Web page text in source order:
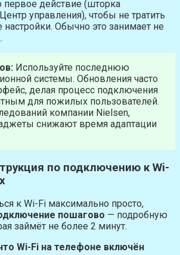
первое действие (шторка
управления), чтобы не тратить
настройки. Обычно это занимает не
Используйте последнюю
системы. Обновления часто
делая процесс подключения
для пожилых пользователей.
компании Nielsen,
снижают время адаптации
по подключению к Wi-
к Wi-Fi максимально просто,
пошагово — подробную
займёт не более 2 минут.
Wi-Fi на телефоне включён